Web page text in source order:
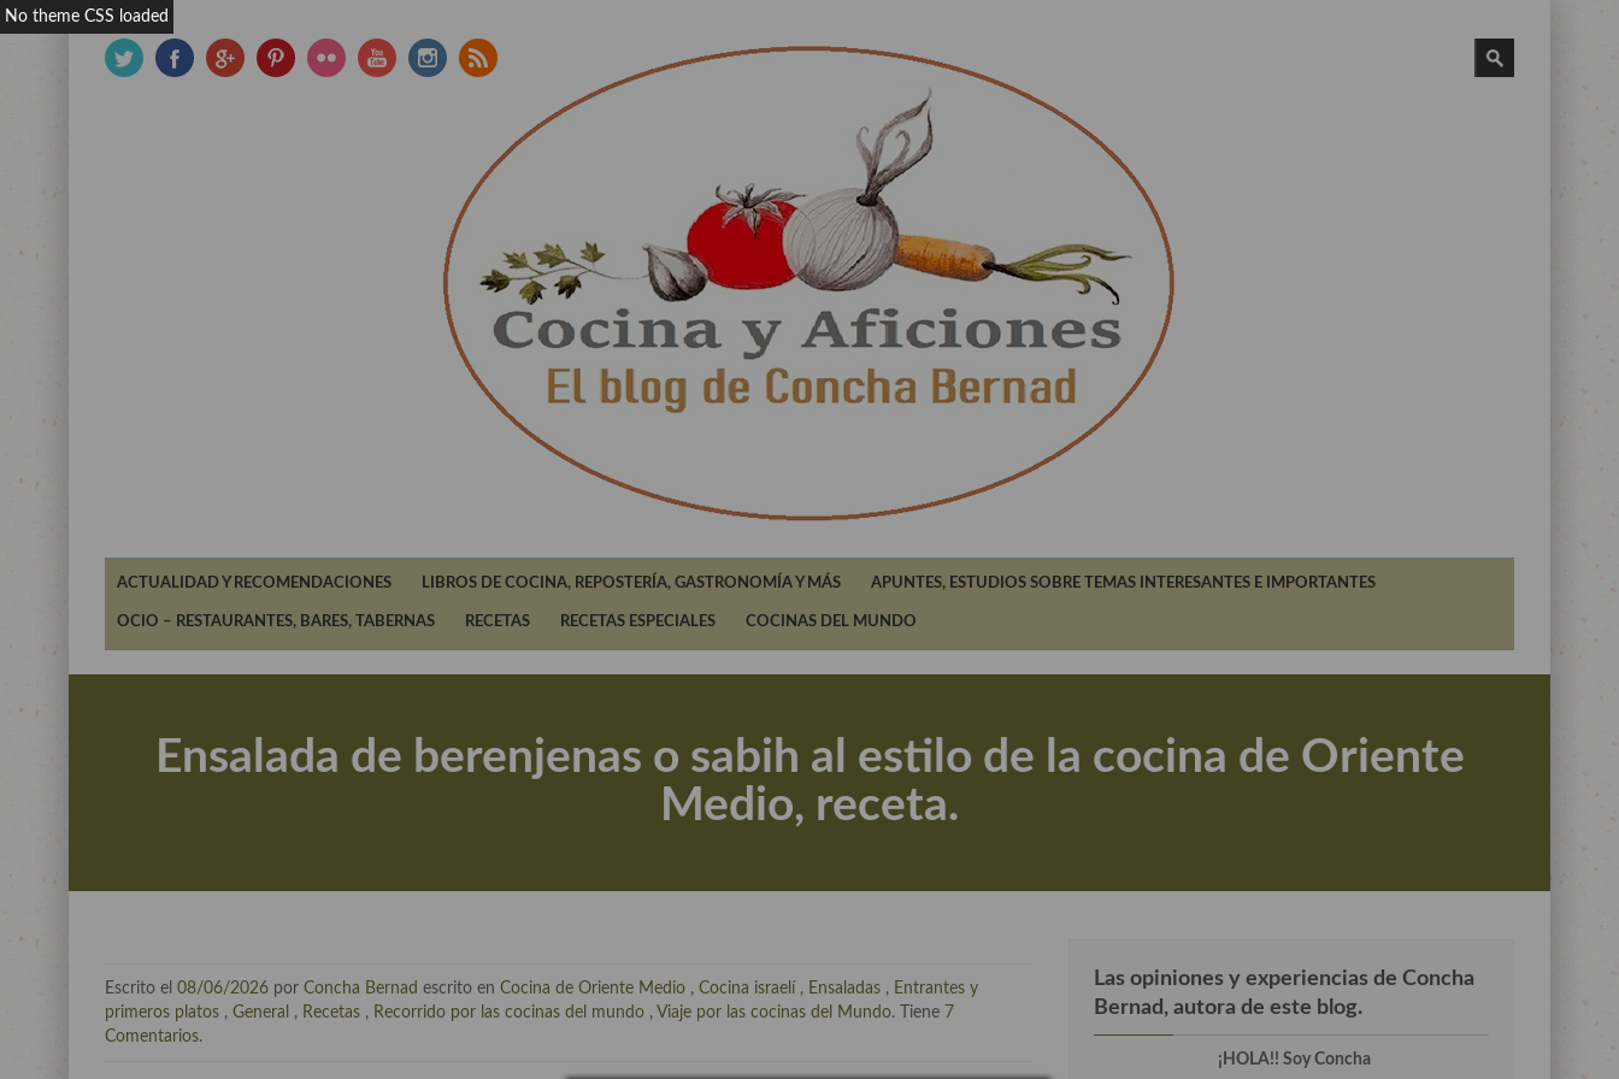
ACTUALIDAD Y RECOMENDACIONES LIBROS DE COCINA, REPOSTERÍA, GASTRONOMÍA Y MÁS APUNTES, ESTUDIOS SOBRE TEMAS INTERESANTES E IMPORTANTES
OCIO – RESTAURANTES, BARES, TABERNAS RECETAS RECETAS ESPECIALES COCINAS DEL MUNDO
Ensalada de berenjenas o sabih al estilo de la cocina de Oriente
Medio, receta.
Escrito el 08/06/2026 por Concha Bernad escrito en Cocina de Oriente Medio , Cocina israelí , Ensaladas , Entrantes y
primeros platos , General , Recetas , Recorrido por las cocinas del mundo , Viaje por las cocinas del Mundo. Tiene 7
Comentarios.
Las opiniones y experiencias de Concha
Bernad, autora de este blog.
¡HOLA!! Soy Concha
No theme CSS loaded